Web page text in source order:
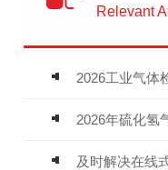
Relevant